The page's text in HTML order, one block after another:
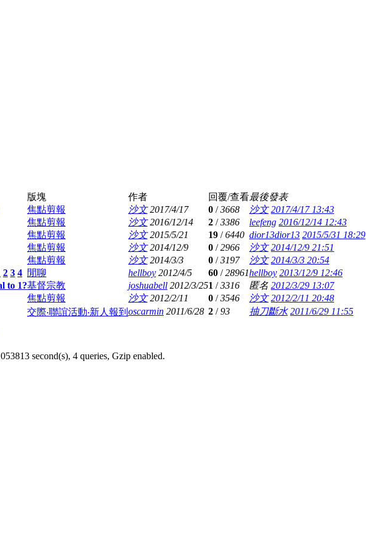
版塊 作者 回覆/查看最後發表
焦點剪報 沙文 2017/4/17 0 /3668 沙文 2017/4/17 13:43
焦點剪報 沙文 2016/12/14 2 /3386 leefeng 2016/12/14 12:43
焦點剪報 沙文 2015/5/21 19 /6440 dior13dior13 2015/5/31 18:29
焦點剪報 沙文 2014/12/9 0 /2966 沙文 2014/12/9 21:51
焦點剪報 沙文 2014/3/3 0 /3197 沙文 2014/3/3 20:54
2 3 4 閒聊 hellboy 2012/4/5 60 /28961hellboy 2013/12/9 12:46
to 1?基督宗教 joshuabell 2012/3/251 /3316 匿名 2012/3/29 13:07
焦點剪報 沙文 2012/2/11 0 /3546 沙文 2012/2/11 20:48
交際‧聯誼活動‧新人報到 oscarmin 2011/6/28 2 /93 抽刀斷水 2011/6/29 11:55
second(s), 4 queries, Gzip enabled.